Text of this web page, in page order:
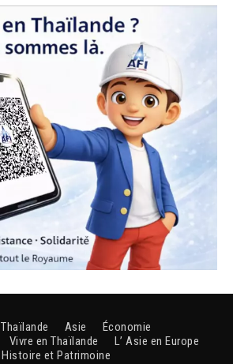
Thaïlande Asie
Économie
Vivre en Thaïlande
L’ Asie en Europe
Histoire et Patrimoine